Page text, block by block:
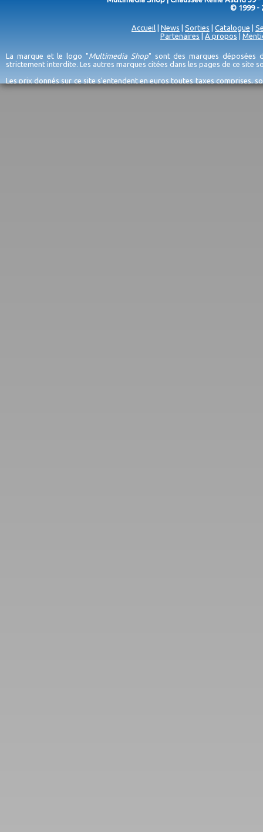
© 1999 -
Accueil News Sorties Catalogue
Partenaires
A propos
La marque et le logo "Multimedia Shop" sont des marques déposées
strictement interdite. Les autres marques citées dans les pages de ce site
Les prix donnés sur ce site s'entendent en euros toutes taxes comprises,
erreurs d'encodage, et sauf épuisement du stock et/ou impossibilité de